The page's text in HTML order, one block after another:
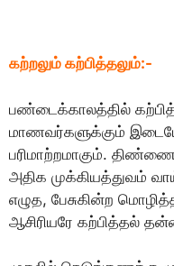
கற்றலும் கற்பித்தலும்:-
பண்டைக்காலத்தில்
மாணவர்களுக்கும்
பரிமாற்றமாகும்.
அதிக முக்கியத்துவம்
எழுத, பேசுகின்ற
ஆசிரியரே கற்பித்தல்